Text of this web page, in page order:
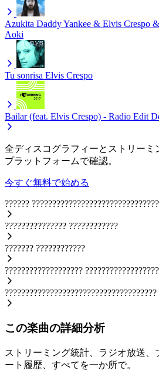
Azukita Daddy Yankee & Elvis Crespo
Aoki
Tu sonrisa Elvis Crespo
Bailar (feat. Elvis Crespo) - Radio Edit
全ディスコグラフィーとストリーミ
プラットフォームで確認。
今すぐ無料で始める
?????? ???????????????????????????????
??????????????? ????????????
??????? ????????????
???????????????????
?????????????????????????????????????
この楽曲の詳細分析
ストリーミング統計、ラジオ放送、
ート履歴、すべてを一か所で。